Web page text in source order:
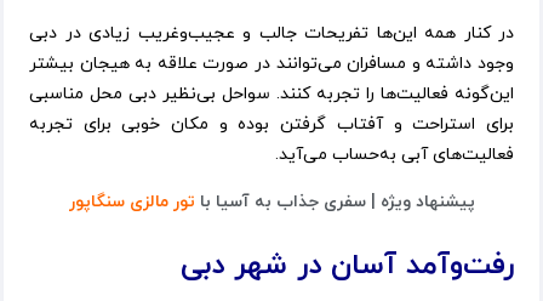
در کنار همه این‌ها تفریحات جالب و عجیب‌وغریب زیادی در دبی
وجود داشته و مسافران می‌توانند در صورت علاقه به هیجان بیشتر
این‌گونه فعالیت‌ها را تجربه کنند. سواحل بی‌نظیر دبی محل مناسبی
برای استراحت و آفتاب گرفتن بوده و مکان خوبی برای تجربه
فعالیت‌های آبی به‌حساب می‌آید.
پیشنهاد ویژه | سفری جذاب به آسیا با تور مالزی سنگاپور
رفت‌وآمد آسان در شهر دبی